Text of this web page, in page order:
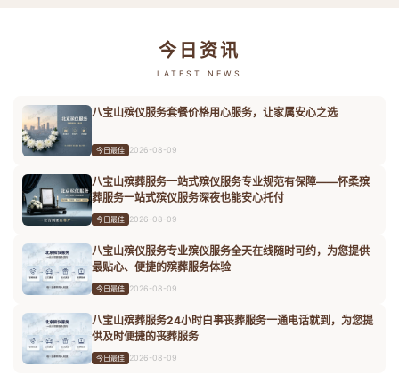
今日资讯
LATEST NEWS
八宝山殡仪服务套餐价格用心服务，让家属安心之选
今日最佳 2026-08-09
八宝山殡葬服务一站式殡仪服务专业规范有保障——怀柔殡
葬服务一站式殡仪服务深夜也能安心托付
今日最佳 2026-08-09
八宝山殡仪服务专业殡仪服务全天在线随时可约，为您提供
最贴心、便捷的殡葬服务体验
今日最佳 2026-08-09
八宝山殡葬服务24小时白事丧葬服务一通电话就到，为您提
供及时便捷的丧葬服务
今日最佳 2026-08-09